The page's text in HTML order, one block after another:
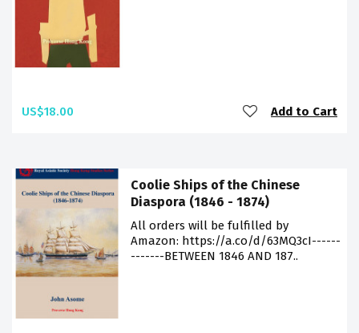
US$18.00 Add to Cart
Coolie Ships of the Chinese
Diaspora (1846 - 1874)
All orders will be fulfilled by
Amazon: https://a.co/d/63MQ3cI------
-------BETWEEN 1846 AND 187..